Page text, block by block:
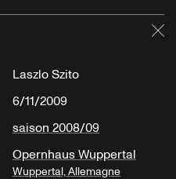
Laszlo Szito
6/11/2009
saison 2008/09
Opernhaus Wuppertal
Wuppertal, Allemagne